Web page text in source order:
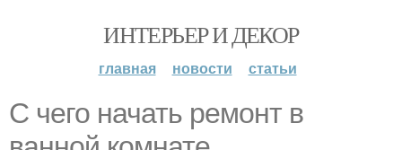
ИНТЕРЬЕР И ДЕКОР
главная новости статьи
С чего начать ремонт в